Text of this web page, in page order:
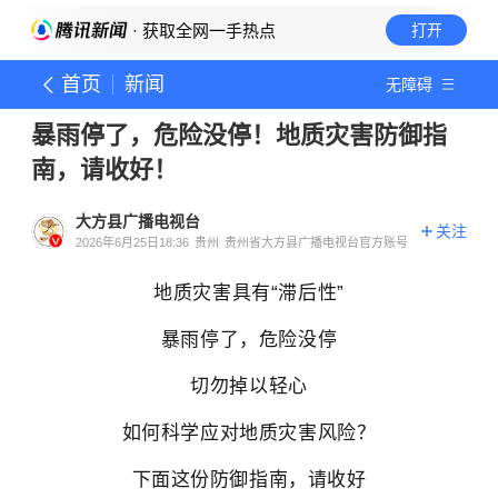
· 获取全网一手热点 打开
首页 新闻 无障碍
暴雨停了，危险没停！地质灾害防御指
南，请收好！
大方县广播电视台
2026年6月25日18:36 贵州 贵州省大方县广播电视台官方账号
关注
地质灾害具有“滞后性”
暴雨停了， 危险没停
切勿掉以轻心
如何科学应对地质灾害风险？
下面这份防御指南，请收好